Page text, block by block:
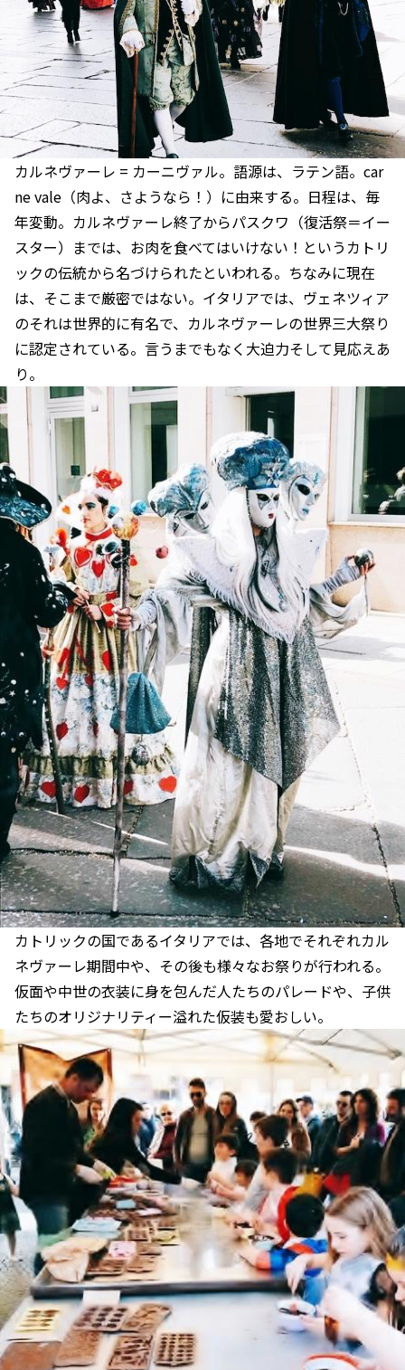
カルネヴァーレ = カーニヴァル。語源は、ラテン語。car
ne vale（肉よ、さようなら！）に由来する。日程は、毎
年変動。カルネヴァーレ終了からパスクワ（復活祭＝イー
スター）までは、お肉を食べてはいけない！というカトリ
ックの伝統から名づけられたといわれる。ちなみに現在
は、そこまで厳密ではない。イタリアでは、ヴェネツィア
のそれは世界的に有名で、カルネヴァーレの世界三大祭り
に認定されている。言うまでもなく大迫力そして見応えあ
り。
カトリックの国であるイタリアでは、各地でそれぞれカル
ネヴァーレ期間中や、その後も様々なお祭りが行われる。
仮面や中世の衣装に身を包んだ人たちのパレードや、子供
たちのオリジナリティー溢れた仮装も愛おしい。